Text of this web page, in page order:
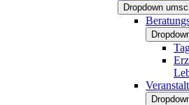
Dropdown